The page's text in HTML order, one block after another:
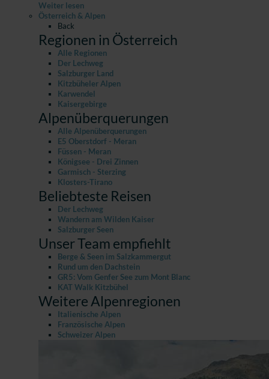
Weiter lesen
Österreich & Alpen
Back
Regionen in Österreich
Alle Regionen
Der Lechweg
Salzburger Land
Kitzbüheler Alpen
Karwendel
Kaisergebirge
Alpenüberquerungen
Alle Alpenüberquerungen
E5 Oberstdorf - Meran
Füssen - Meran
Königsee - Drei Zinnen
Garmisch - Sterzing
Klosters-Tirano
Beliebteste Reisen
Der Lechweg
Wandern am Wilden Kaiser
Salzburger Seen
Unser Team empfiehlt
Berge & Seen im Salzkammergut
Rund um den Dachstein
GR5: Vom Genfer See zum Mont Blanc
KAT Walk Kitzbühel
Weitere Alpenregionen
Italienische Alpen
Französische Alpen
Schweizer Alpen